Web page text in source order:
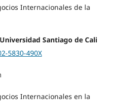
Internacionales de la
Universidad Santiago de Cali
5830-490X
Internacionales en la